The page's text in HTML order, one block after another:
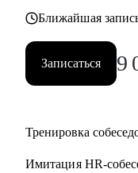
Ближайшая
Записаться 9
Имитация HR-